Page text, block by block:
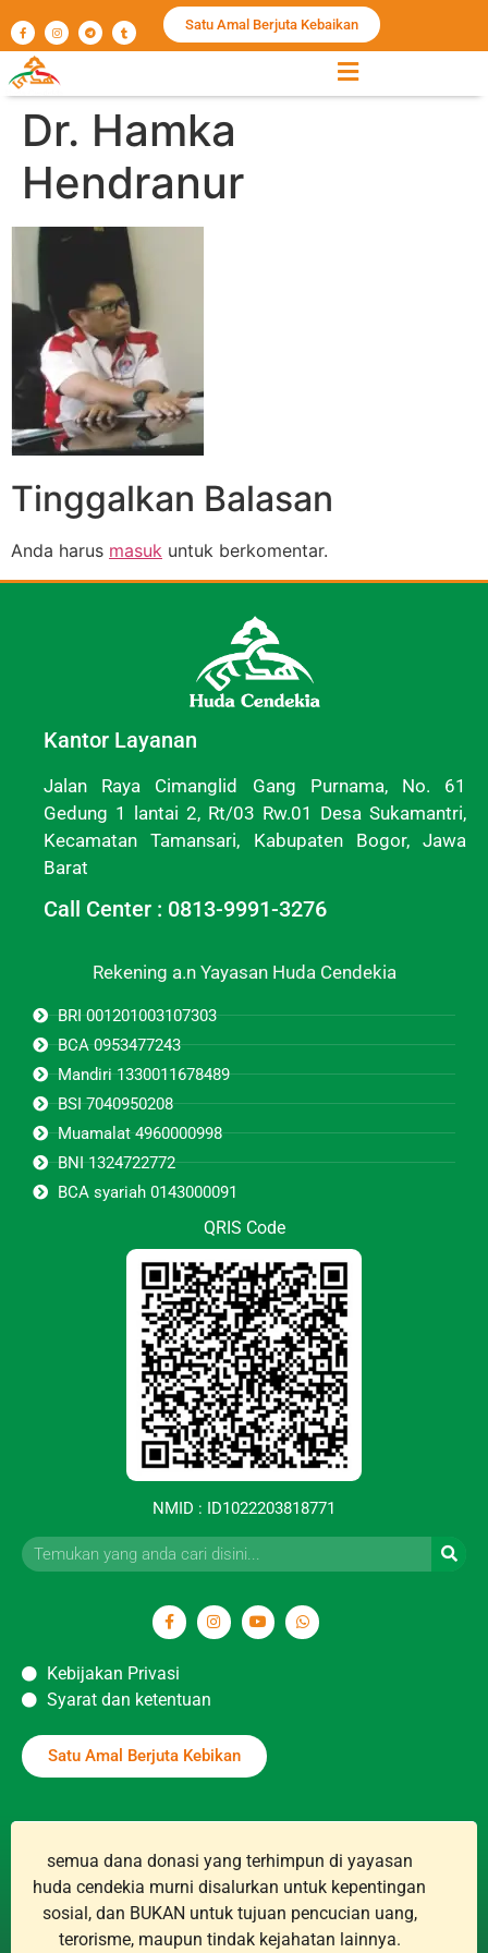
Satu Amal Berjuta Kebaikan
Dr. Hamka
Hendranur
Tinggalkan Balasan
Anda harus masuk untuk berkomentar.
Kantor Layanan
Jalan Raya Cimanglid Gang Purnama, No. 61
Gedung 1 lantai 2, Rt/03 Rw.01 Desa Sukamantri,
Kecamatan Tamansari, Kabupaten Bogor, Jawa
Barat
Call Center : 0813-9991-3276
Rekening a.n Yayasan Huda Cendekia
BRI 001201003107303
BCA 0953477243
Mandiri 1330011678489
BSI 7040950208
Muamalat 4960000998
BNI 1324722772
BCA syariah 0143000091
QRIS Code
NMID : ID1022203818771
Kebijakan Privasi
Syarat dan ketentuan
Satu Amal Berjuta Kebikan
semua dana donasi yang terhimpun di yayasan
huda cendekia murni disalurkan untuk kepentingan
sosial, dan BUKAN untuk tujuan pencucian uang,
terorisme, maupun tindak kejahatan lainnya.